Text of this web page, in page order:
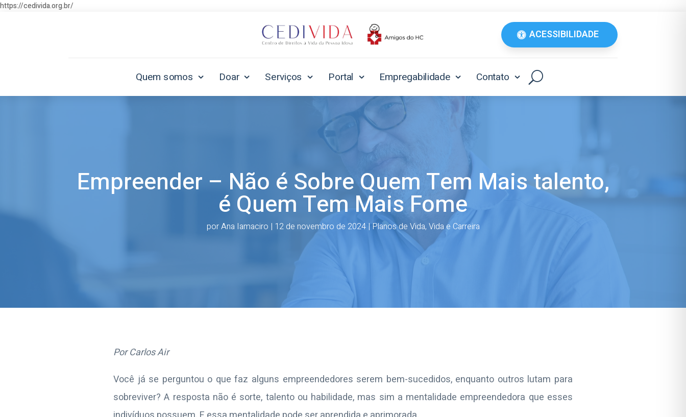
https://cedivida.org.br/
ACESSIBILIDADE
Quem somos Doar Serviços Portal Empregabilidade Contato
Empreender – Não é Sobre Quem Tem Mais talento,
é Quem Tem Mais Fome
porAna Iamaciro | 12 de novembro de 2024|Planos de Vida, Vida e Carreira
Por Carlos Air
Você já se perguntou o que faz alguns empreendedores serem bem-sucedidos, enquanto outros lutam para
sobreviver? A resposta não é sorte, talento ou habilidade, mas sim a mentalidade empreendedora que esses